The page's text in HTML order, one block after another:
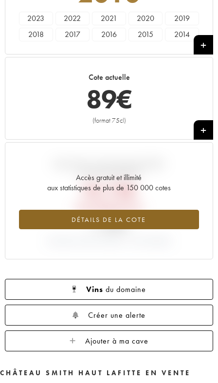
2023 2022 2021 2020
2019
2018
2017 2016 2015
2014
2001
1996
Cote actuelle
89€
(format 75cl)
+
Accès gratuit et illimité
aux statistiques de plus de 150 000 cotes
DÉTAILS DE LA COTE
AU PRIX PRIMEUR
90,72€
PRIX PRIMEURS 2010
-1.43%
Vins du domaine
Créer une alerte
Ajouter à ma cave
CHÂTEAU SMITH HAUT LAFITTE EN VENTE